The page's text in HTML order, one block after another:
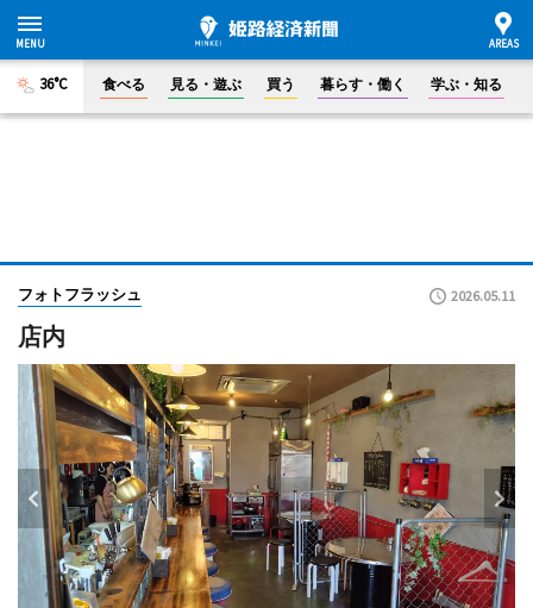
36°C 食べる 見る・遊ぶ 買う 暮らす・働く 学ぶ・知る
フォトフラッシュ 2026.05.11
店内